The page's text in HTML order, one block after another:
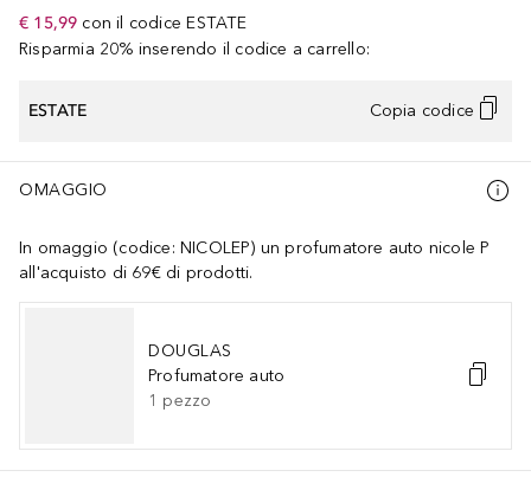
€ 15,99 con il codice ESTATE
Risparmia 20% inserendo il codice a carrello:
ESTATE Copia codice
OMAGGIO
In omaggio (codice: NICOLEP) un profumatore auto nicole P
all'acquisto di 69€ di prodotti.
DOUGLAS
Profumatore auto
1 pezzo